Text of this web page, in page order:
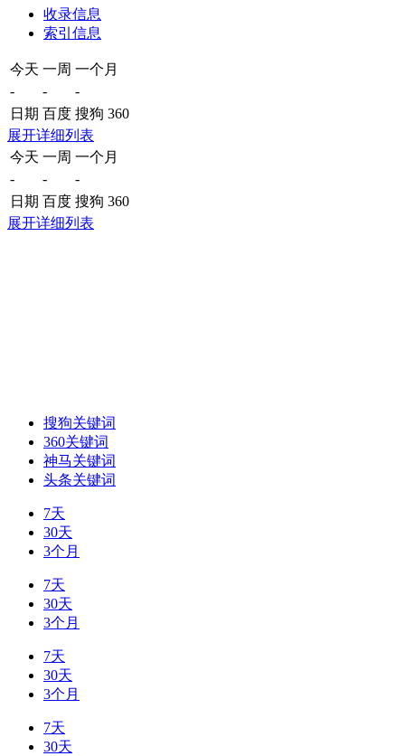
收录信息
索引信息
今天 一周 一个月
-
-
-
日期 百度 搜狗 360
展开详细列表
今天 一周 一个月
-
-
-
日期 百度 搜狗 360
展开详细列表
搜狗关键词
360关键词
神马关键词
头条关键词
7天
30天
3个月
7天
30天
3个月
7天
30天
3个月
7天
30天